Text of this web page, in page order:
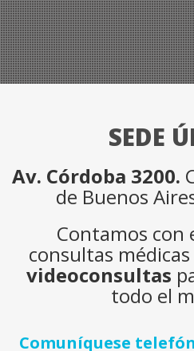
SEDE
Av. Córdoba 3200.
de Buenos
Contamos con
consultas médicas
videoconsultas
todo el
Comuníquese